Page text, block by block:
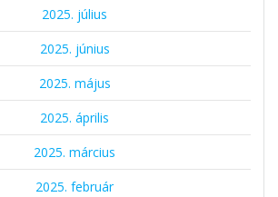
2025. július
2025. június
2025. május
2025. április
2025. március
2025. február